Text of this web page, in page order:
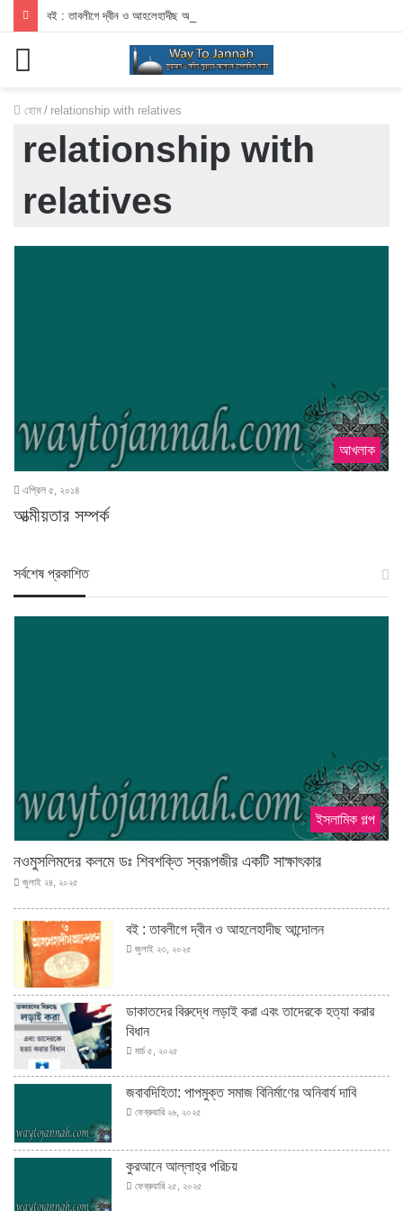
বই : তাবলীগে দ্বীন ও আহলেহাদীছ আন্দোলন
হোম / relationship with relatives
relationship with
relatives
আখলাক
এপ্রিল ৫, ২০১৪
আত্মীয়তার সম্পর্ক
স‍র্বশেষ প্রকাশিত
ইসলামিক গল্প
নওমুসলিমদের কলমে ডঃ শিবশক্তি স্বরূপজীর একটি সাক্ষাৎকার
জুলাই ২৪, ২০২৫
বই : তাবলীগে দ্বীন ও আহলেহাদীছ আন্দোলন
জুলাই ২৩, ২০২৫
ডাকাতদের বিরুদ্ধে লড়াই করা এবং তাদেরকে হত্যা করার
বিধান
মার্চ ৫, ২০২৫
জবাবদিহিতা: পাপমুক্ত সমাজ বিনির্মাণের অনিবার্য দাবি
ফেব্রুয়ারি ২৬, ২০২৫
কুরআনে আল্লাহ্‌র পরিচয়
ফেব্রুয়ারি ২৫, ২০২৫